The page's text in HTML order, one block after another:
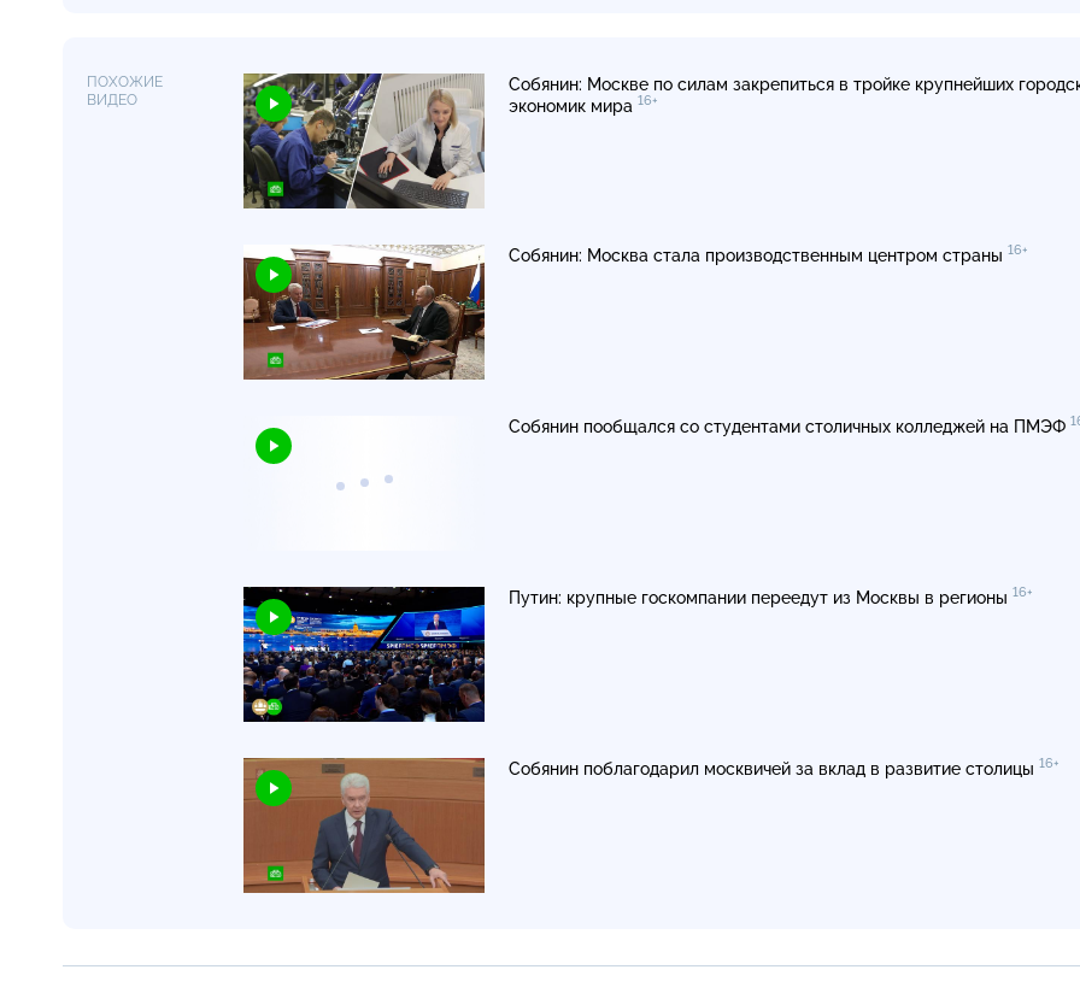
ПОХОЖИЕ
ВИДЕО
Собянин: Москве по силам закрепиться в тройке крупнейших
экономик мира 16+
Собянин: Москва стала производственным центром страны 16+
Собянин пообщался со студентами столичных колледжей на ПМЭФ
Путин: крупные госкомпании переедут из Москвы в регионы 16+
Собянин поблагодарил москвичей за вклад в развитие столицы 16+